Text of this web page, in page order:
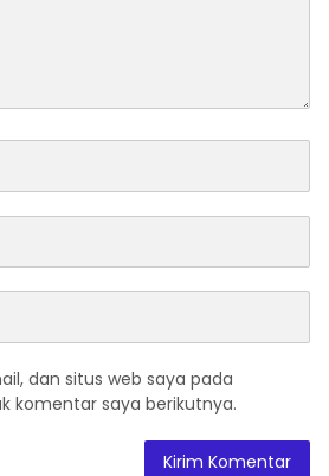
dan situs web saya pada
komentar saya berikutnya.